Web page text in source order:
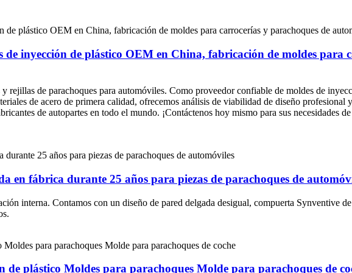
inyección de plástico OEM en China, fabricación de moldes para
rejillas de parachoques para automóviles. Como proveedor confiable de moldes de
de acero de primera calidad, ofrecemos análisis de viabilidad de diseño profesional
de autopartes en todo el mundo. ¡Contáctenos hoy mismo para sus necesidades
en fábrica durante 25 años para piezas de parachoques de
interna. Contamos con un diseño de pared delgada desigual, compuerta Synventive
plástico Moldes para parachoques Molde para parachoques de